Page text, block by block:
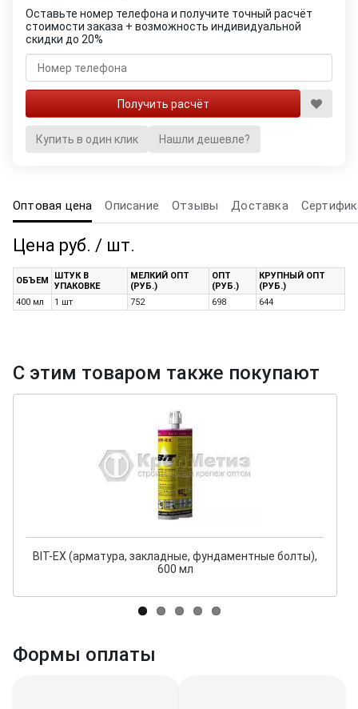
Оставьте номер телефона и получите точный расчёт
стоимости заказа + возможность индивидуальной
скидки до 20%
Купить в один клик Нашли дешевле?
Оптовая цена Описание Отзывы Доставка
Цена руб. / шт.
ОБЪЕМ
ШТУК В
УПАКОВКЕ
МЕЛКИЙ ОПТ
(РУБ.)
ОПТ
(РУБ.)
КРУПНЫЙ ОПТ
(РУБ.)
400 мл
1 шт 752 698 644
С этим товаром также покупают
BIT-ЕХ (арматура, закладные, фундаментные болты),
600 мл
Формы оплаты